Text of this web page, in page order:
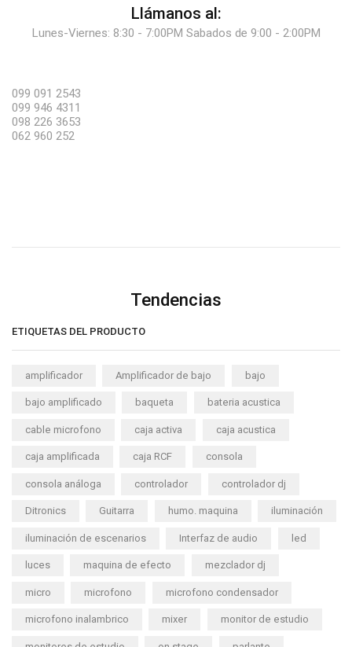
Llámanos al:
Lunes-Viernes: 8:30 - 7:00PM Sabados de 9:00 - 2:00PM
099 091 2543
099 946 4311
098 226 3653
062 960 252
Tendencias
ETIQUETAS DEL PRODUCTO
amplificador Amplificador de bajo bajo
bajo amplificado baqueta bateria acustica
cable microfono caja activa caja acustica
caja amplificada caja RCF consola
consola análoga controlador controlador dj
Ditronics Guitarra humo. maquina iluminación
iluminación de escenarios Interfaz de audio led
luces maquina de efecto mezclador dj
micro microfono microfono condensador
microfono inalambrico mixer monitor de estudio